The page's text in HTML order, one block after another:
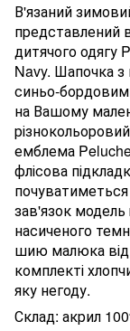
В'язаний
представлений
дитячого одягу
Navy. Шапочка з
синьо-
на Вашому
емблема
флісова
зав'язок модель
насиченого
шию малюка від
комплекті
яку негоду.
Склад: акрил